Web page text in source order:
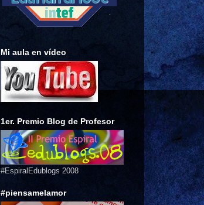
Mi aula en vídeo
1er. Premio Blog de Profesor
#EspiralEdublogs 2008
#piensamelamor